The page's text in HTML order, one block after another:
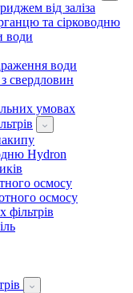
від заліза
та сірководню
води
води
свердловин
умовах
Hydron
осмосу
осмосу
фільтрів